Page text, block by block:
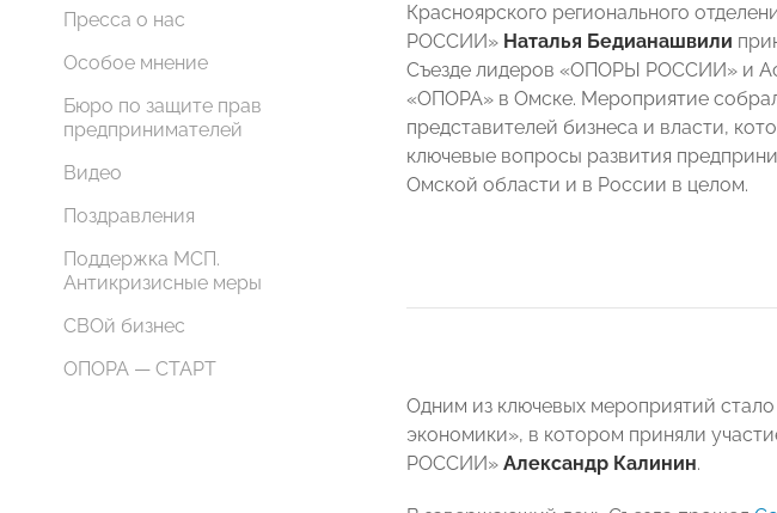
Пресса о нас
Особое мнение
Бюро по защите прав
предпринимателей
Видео
Поздравления
Поддержка МСП.
Антикризисные меры
СВОй бизнес
ОПОРА — СТАРТ
Красноярского регионального
РОССИИ» Наталья Бедианашвили
Съезде лидеров «ОПОРЫ РОССИИ» и
«ОПОРА» в Омске. Мероприятие
представителей бизнеса и власти,
ключевые вопросы развития
Омской области и в России в целом.
Одним из ключевых мероприятий стало
экономики», в котором приняли
РОССИИ» Александр Калинин.